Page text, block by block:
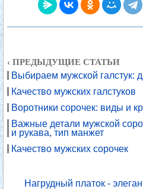
‹ ПРЕДЫДУЩИЕ СТАТЬИ
Выбираем мужской галстук:
Качество мужских галстуков
Воротники сорочек: виды и
Важные детали мужской
и рукава, тип манжет
Качество мужских сорочек
Нагрудный платок -